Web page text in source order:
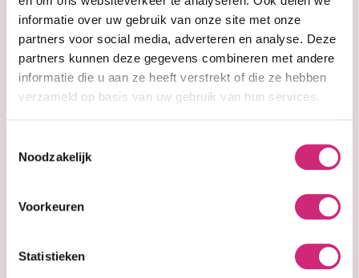
informatie over uw gebruik van onze site met onze
partners voor social media, adverteren en analyse. Deze
partners kunnen deze gegevens combineren met andere
informatie die u aan ze heeft verstrekt of die ze hebben
verzameld op basis van uw gebruik van hun services.
Noodzakelijk
Voorkeuren
Statistieken
Op voorraad Op voorraad
Lotion (500ml)
bestelling